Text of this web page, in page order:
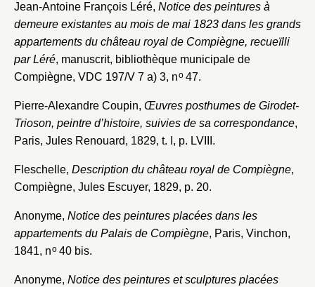
Jean-Antoine François Léré, Notice des peintures à
demeure existantes au mois de mai 1823 dans les grands
appartements du château royal de Compiègne, recueïlli
par Léré, manuscrit, bibliothèque municipale de
Compiègne, VDC 197/V 7 a) 3, no47.
Pierre-Alexandre Coupin, Œuvres posthumes de Girodet-
Trioson, peintre d’histoire, suivies de sa correspondance,
Paris, Jules Renouard, 1829, t. I, p. LVIII.
Fleschelle, Description du château royal de Compiègne,
Compiègne, Jules Escuyer, 1829, p. 20.
Anonyme, Notice des peintures placées dans les
appartements du Palais de Compiègne, Paris, Vinchon,
1841, no40 bis.
Anonyme, Notice des peintures et sculptures placées